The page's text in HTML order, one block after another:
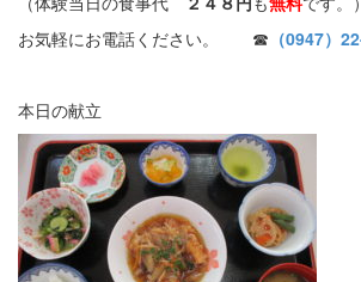
お気軽にお電話ください。 ☎ （0947）
本日の献立